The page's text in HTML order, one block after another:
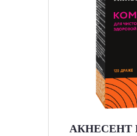
АКНЕСЕНТ